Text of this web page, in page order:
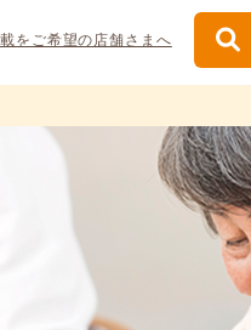
をご希望の店舗さまへ